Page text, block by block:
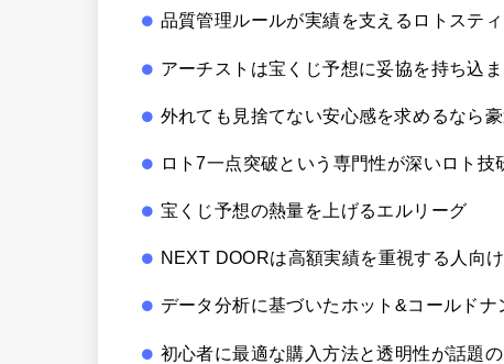
品質管理ルールが実績を支えるロトステ
アーチストは宝くじ予想に妥協を持ち込
外れても見捨てない安心感を求めるなら豪
ロト7一点突破という専門性が深いロト技
宝くじ予想の熱量を上げるエルリーグ
NEXT DOORは高額実績を重視する人向け
データ分析に基づいたホット&コールド
初心者に最適な購入方法と透明性が話題